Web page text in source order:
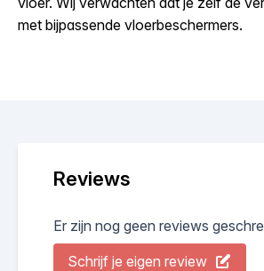
met bijpassende vloerbeschermers.
Reviews
Er zijn nog geen reviews
Schrijf je eigen review